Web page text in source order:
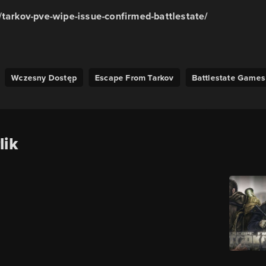
pve-wipe-issue-confirmed-battlestate/
Wczesny Dostęp Escape From Tarkov Battlestate Games